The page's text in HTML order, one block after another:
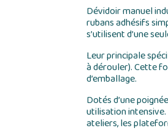
Dévidoir manuel
rubans adhésifs
s’utilisent d’une
Leur principale
à dérouler). Cette
d’emballage.
Dotés d’une
utilisation
ateliers, les